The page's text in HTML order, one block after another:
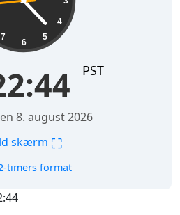
4
5
6
7
PST
8. august 2026
skærm ⛶
timers format